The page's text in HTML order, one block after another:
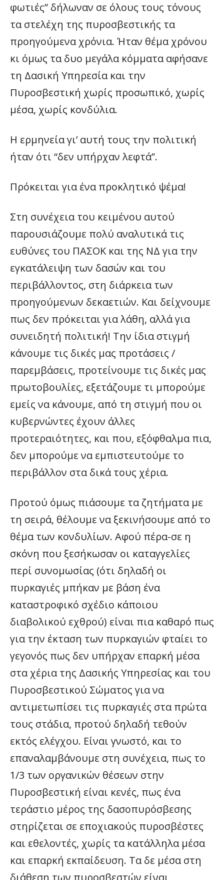
φωτιές” δήλωναν σε όλους τους τόνους
τα στελέχη της πυροσβεστικής τα
προηγούμενα χρόνια. Ήταν θέμα χρόνου
κι όμως τα δυο μεγάλα κόμματα αφήσανε
τη Δασική Υπηρεσία και την
Πυροσβεστική χωρίς προσωπικό, χωρίς
μέσα, χωρίς κονδύλια.
Η ερμηνεία γι’ αυτή τους την πολιτική
ήταν ότι “δεν υπήρχαν λεφτά”.
Πρόκειται για ένα προκλητικό ψέμα!
Στη συνέχεια του κειμένου αυτού
παρουσιάζουμε πολύ αναλυτικά τις
ευθύνες του ΠΑΣΟΚ και της ΝΔ για την
εγκατάλειψη των δασών και του
περιβάλλοντος, στη διάρκεια των
προηγούμενων δεκαετιών. Και δείχνουμε
πως δεν πρόκειται για λάθη, αλλά για
συνειδητή πολιτική! Την ίδια στιγμή
κάνουμε τις δικές μας προτάσεις /
παρεμβάσεις, προτείνουμε τις δικές μας
πρωτοβουλίες, εξετάζουμε τι μπορούμε
εμείς να κάνουμε, από τη στιγμή που οι
κυβερνώντες έχουν άλλες
προτεραιότητες, και που, εξόφθαλμα πια,
δεν μπορούμε να εμπιστευτούμε το
περιβάλλον στα δικά τους χέρια.
Προτού όμως πιάσουμε τα ζητήματα με
τη σειρά, θέλουμε να ξεκινήσουμε από το
θέμα των κονδυλίων. Αφού πέρα-σε η
σκόνη που ξεσήκωσαν οι καταγγελίες
περί συνομωσίας (ότι δηλαδή οι
πυρκαγιές μπήκαν με βάση ένα
καταστροφικό σχέδιο κάποιου
διαβολικού εχθρού) είναι πια καθαρό πως
για την έκταση των πυρκαγιών φταίει το
γεγονός πως δεν υπήρχαν επαρκή μέσα
στα χέρια της Δασικής Υπηρεσίας και του
Πυροσβεστικού Σώματος για να
αντιμετωπίσει τις πυρκαγιές στα πρώτα
τους στάδια, προτού δηλαδή τεθούν
εκτός ελέγχου. Είναι γνωστό, και το
επαναλαμβάνουμε στη συνέχεια, πως το
1/3 των οργανικών θέσεων στην
Πυροσβεστική είναι κενές, πως ένα
τεράστιο μέρος της δασοπυρόσβεσης
στηρίζεται σε εποχιακούς πυροσβέστες
και εθελοντές, χωρίς τα κατάλληλα μέσα
και επαρκή εκπαίδευση. Τα δε μέσα στη
διάθεση των πυροσβεστών είναι